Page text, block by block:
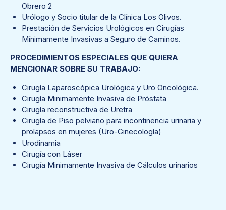
Obrero 2
Urólogo y Socio titular de la Clínica Los Olivos.
Prestación de Servicios Urológicos en Cirugías
Mínimamente Invasivas a Seguro de Caminos.
PROCEDIMIENTOS ESPECIALES QUE QUIERA
MENCIONAR SOBRE SU TRABAJO:
Cirugía Laparoscópica Urológica y Uro Oncológica.
Cirugía Minimamente Invasiva de Próstata
Cirugía reconstructiva de Uretra
Cirugía de Piso pelviano para incontinencia urinaria y
prolapsos en mujeres (Uro-Ginecología)
Urodinamia
Cirugía con Láser
Cirugía Minimamente Invasiva de Cálculos urinarios